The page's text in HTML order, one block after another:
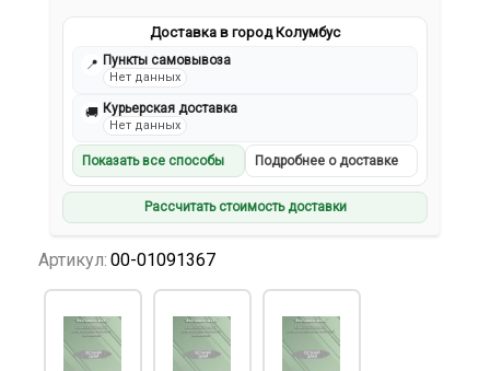
Доставка в город Колумбус
📍 Пункты самовывоза
Нет данных
🚚 Курьерская доставка
Нет данных
Показать все способы Подробнее о доставке
Рассчитать стоимость доставки
Артикул: 00-01091367